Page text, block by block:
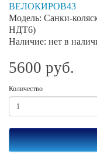
ВЕЛОКИРОВ43
Модель: Санки-
НДТ6)
Наличие: нет в
5600 руб.
Количество